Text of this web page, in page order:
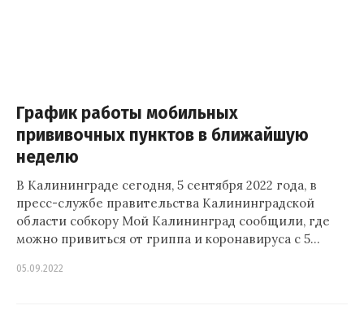
График работы мобильных
прививочных пунктов в ближайшую
неделю
В Калининграде сегодня, 5 сентября 2022 года, в
пресс-службе правительства Калининградской
области собкору Мой Калининград сообщили, где
можно привиться от гриппа и коронавируса с 5…
05.09.2022